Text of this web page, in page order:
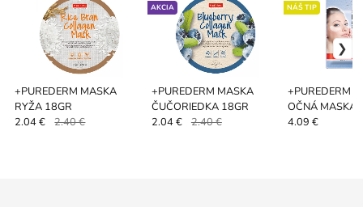
+PUREDERM MASKA
RYŽA 18GR
2.04 € 2.40 €
+PUREDERM MASKA
ČUČORIEDKA 18GR
AKCIA
2.04 € 2.40 €
+PUREDERM
OČNÁ MASKA
NÁŠ TIP
4.09 €